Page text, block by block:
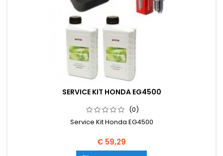
SERVICE KIT HONDA EG4500
(0)
Service Kit Honda EG4500
Prijs
€ 59,29